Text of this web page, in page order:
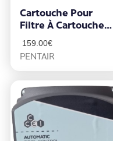
Cartouche Pour
Filtre À Cartouche
Clean&Clear 22
M3/h
159.00€
PENTAIR